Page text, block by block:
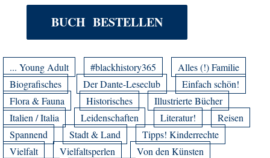
BUCH BESTELLEN
... Young Adult #blackhistory365
Alles (!) Familie
Biografisches
Der Dante-Leseclub
Einfach schön!
Flora & Fauna
Historisches
Illustrierte Bücher
Italien / Italia
Leidenschaften Literatur!
Reisen
Spannend
Stadt & Land
Tipps! Kinderrechte
Vielfalt
Vielfaltsperlen
Von den Künsten